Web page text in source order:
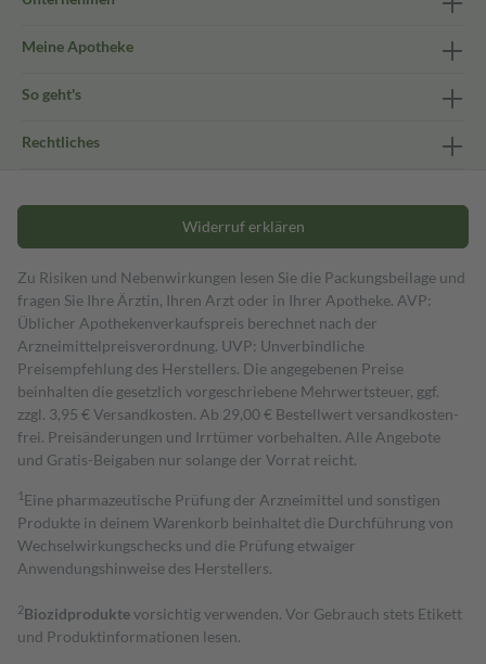
Meine Apotheke
So geht's
Rechtliches
Widerruf erklären
Zu Risiken und Nebenwirkungen lesen Sie die Packungsbeilage und
fragen Sie Ihre Ärztin, Ihren Arzt oder in Ihrer Apotheke. AVP:
Üblicher Apothekenverkaufspreis berechnet nach der
Arzneimittelpreisverordnung. UVP: Unverbindliche
Preisempfehlung des Herstellers. Die angegebenen Preise
beinhalten die gesetzlich vorgeschriebene Mehrwertsteuer, ggf.
zzgl. 3,95 € Versandkosten. Ab 29,00 € Bestell­wert versand­kosten­
frei. Preisänderungen und Irrtümer vorbehalten. Alle Angebote
und Gratis-Beigaben nur solange der Vorrat reicht.
1 Eine pharmazeutische Prüfung der Arzneimittel und sonstigen
Produkte in deinem Warenkorb beinhaltet die Durchführung von
Wechselwirkungschecks und die Prüfung etwaiger
Anwendungshinweise des Herstellers.
2Biozidproduktevorsichtig verwenden. Vor Gebrauch stets Etikett
und Produktinformationen lesen.